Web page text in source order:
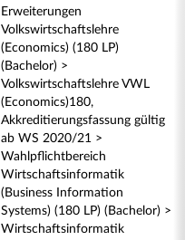
Erweiterungen
Volkswirtschaftslehre
(Economics) (180 LP)
(Bachelor) >
Volkswirtschaftslehre VWL
(Economics)180,
Akkreditierungsfassung gültig
ab WS 2020/21 >
Wahlpflichtbereich
Wirtschaftsinformatik
(Business Information
Systems) (180 LP) (Bachelor) >
Wirtschaftsinformatik